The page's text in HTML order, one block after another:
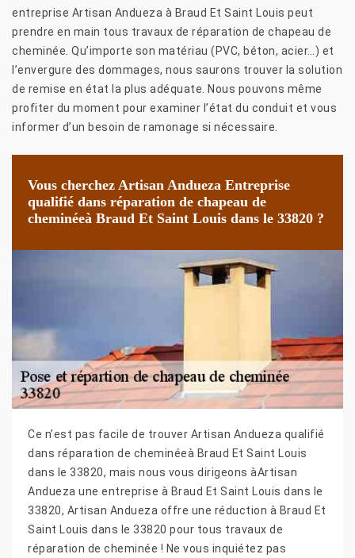
entreprise Artisan Andueza à Braud Et Saint Louis peut
prendre en main tous travaux de réparation de chapeau de
cheminée. Qu’importe son matériau (PVC, béton, acier…) et
l’envergure des dommages, nous saurons trouver la solution
de remise en état la plus adéquate. Nous pouvons même
profiter du moment pour examiner l’état du conduit et vous
informer d’un besoin de ramonage si nécessaire.
Vous cherchez Artisan Andueza Entreprise
qualifié dans réparation de chapeau de
cheminéeà Braud Et Saint Louis dans le 33820 ?
Ce n’est pas facile de trouver Artisan Andueza qualifié
dans réparation de cheminéeà Braud Et Saint Louis
dans le 33820, mais nous vous dirigeons àArtisan
Andueza une entreprise à Braud Et Saint Louis dans le
33820, Artisan Andueza offre une réduction à Braud Et
Saint Louis dans le 33820 pour tous travaux de
réparation de cheminée ! Ne vous inquiétez pas